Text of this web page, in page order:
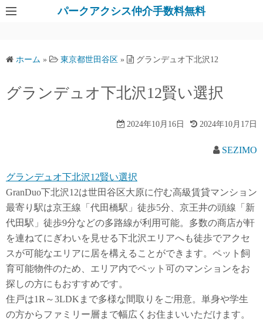
パークアクシス仲介手数料無料
ホーム » 東京都世田谷区 » グランデュオ下北沢12
グランデュオ下北沢12賢い選択
2024年10月16日 2024年10月17日
SEZIMO
グランデュオ下北沢12賢い選択
GranDuo下北沢12は世田谷区大原に佇む高級賃貸マンション
最寄り駅は京王線「代田橋駅」徒歩5分、京王井の頭線「新
代田駅」徒歩9分などの多路線が利用可能。多数の商店が軒
を連ねてにぎわいを見せる下北沢エリアへも徒歩でアクセ
スが可能なエリアに居を構えることができます。ペット飼
育可能物件のため、エリア内でペット可のマンションをお
探しの方にもおすすめです。
住戸は1R～3LDKまで多様な間取りをご用意。単身や学生
の方からファミリー層まで幅広くお住まいいただけます。